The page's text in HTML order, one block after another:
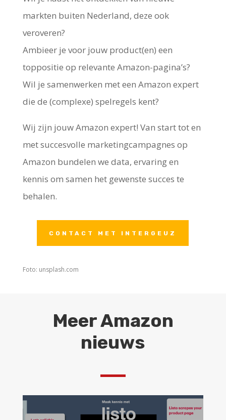
markten buiten Nederland, deze ook
veroveren?
Ambieer je voor jouw product(en) een
toppositie op relevante Amazon-pagina’s?
Wil je samenwerken met een Amazon expert
die de (complexe) spelregels kent?
Wij zijn jouw Amazon expert! Van start tot en
met succesvolle marketingcampagnes op
Amazon bundelen we data, ervaring en
kennis om samen het gewenste succes te
behalen.
CONTACT MET INTERGEUZ
Foto: unsplash.com
Meer Amazon
nieuws